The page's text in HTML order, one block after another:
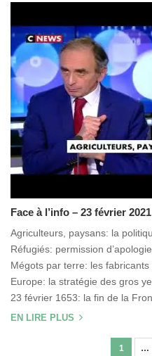
Face à l’info – 23 février 2021
Agriculteurs, paysans: la
Réfugiés: permission
Mégots par terre: les
Europe: la stratégie des gros
23 février 1653: la fin de la
EN LIRE PLUS
1 …